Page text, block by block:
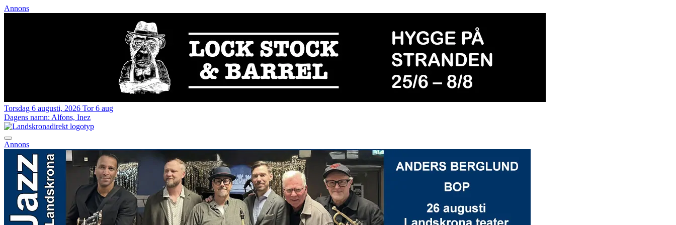
Annons
Torsdag 6 augusti, 2026 Tor 6 aug
Dagens namn: Alfons, Inez
Annons